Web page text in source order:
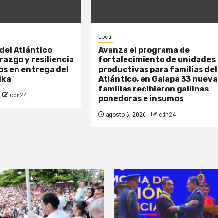
Atlántico
y resiliencia
en entrega del
cdn24
Local
Avanza el programa de
fortalecimiento de unidades
productivas para familias del
Atlántico, en Galapa 33
familias recibieron gallinas
ponedoras e insumos
agosto 6, 2026 cdn24